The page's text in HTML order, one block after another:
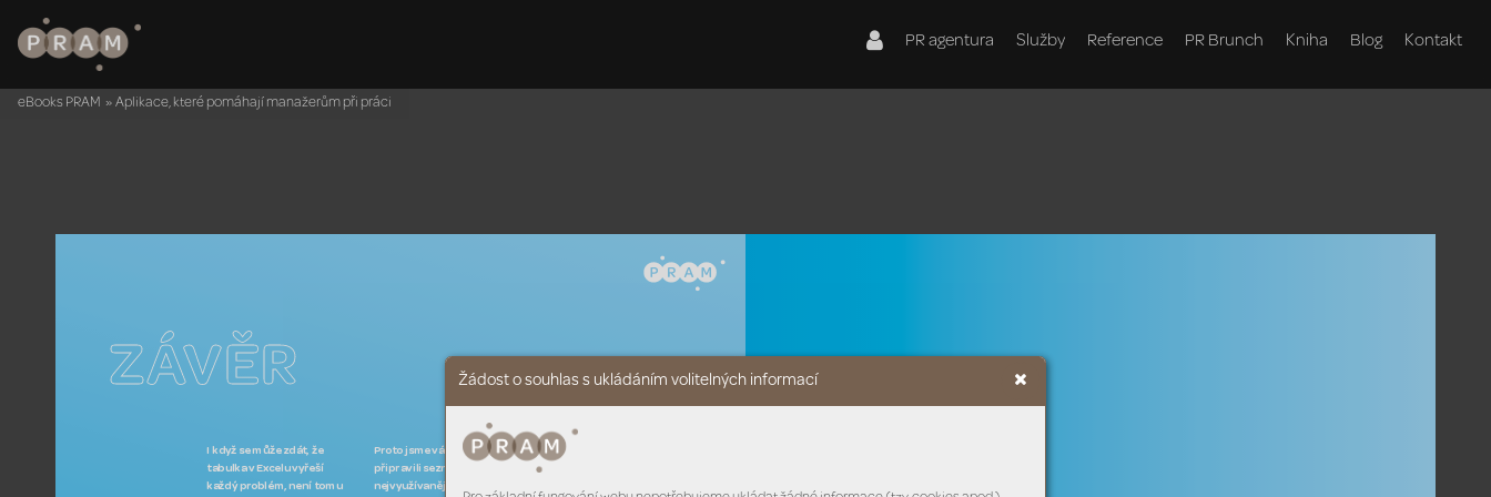
Žádost o souhlas s ukládáním volitelných informací
Ikdyž se může zdát, že
tabulka vExcelu vyřeší
každý problém, není tomu
Proto jsme vám
připravili seznam těch
nejvyužívanějších aplik
ZÁVĚR
PR agentura Služby Reference PR Brunch Kniha Blog Kontakt
eBooks PRAM » Aplikace, které pomáhají manažerům při práci